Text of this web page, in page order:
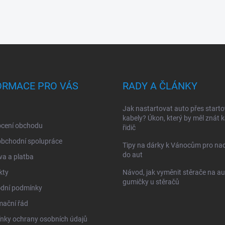
PRO VÁS
obchodu
spolupráce
a platba
podmínky
řád
ochrany osobních údajů
RADY A ČLÁNKY
Jak nastartovat auto přes
kabely? Úkon, který by měl znát
řidič
Tipy na dárky k Vánocům pro
do aut
Návod, jak vyměnit stěrače na
gumičky u stěračů